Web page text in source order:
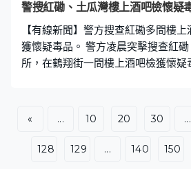
警搜紅磡、土瓜灣樓上酒吧檢懷
【有線新聞】警方搜查紅磡多間樓
獲懷疑毒品。 警方凌晨突擊搜查紅
所，在鶴翔街一間樓上酒吧檢獲懷
« ... 10 20 30 ...
128 129 ... 140 150